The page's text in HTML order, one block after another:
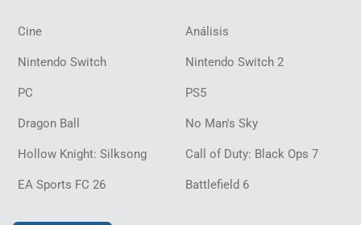
Cine Análisis
Nintendo Switch Nintendo Switch 2
PC PS5
Dragon Ball No Man's Sky
Hollow Knight: Silksong Call of Duty: Black Ops 7
EA Sports FC 26 Battlefield 6